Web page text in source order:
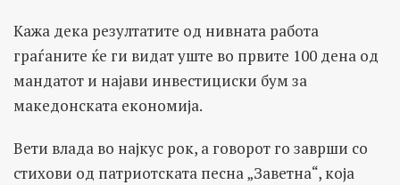
Кажа дека резултатите од нивната работа
граѓаните ќе ги видат уште во првите 100 дена од
мандатот и најави инвестициски бум за
македонската економија.
Вети влада во најкус рок, а говорот го заврши со
стихови од патриотската песна „Заветна“, која